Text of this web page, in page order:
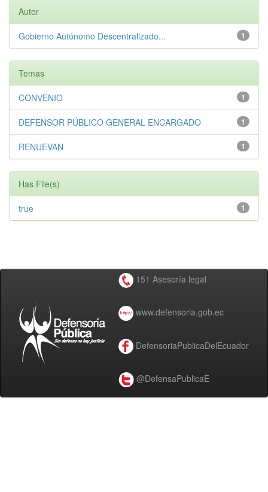
Autor
1
Gobierno Autónomo Descentralizado...
Temas
1
CONVENIO
1
DEFENSOR PÚBLICO GENERAL ENCARGADO
1
RENUEVAN
Has File(s)
1
true
151 Asesoría legal
www.defensoria.gob.ec
DefensoriaPublicaDelEcuador
@DefensaPublicaE